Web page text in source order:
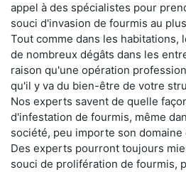
appel à des spécialistes pour
souci d'invasion de fourmis au
Tout comme dans les habitations,
de nombreux dégâts dans les
raison qu'une opération
qu'il y va du bien-être de votre
Nos experts savent de quelle
d'infestation de fourmis, même
société, peu importe son domaine
Des experts pourront toujours
souci de prolifération de fourmis,